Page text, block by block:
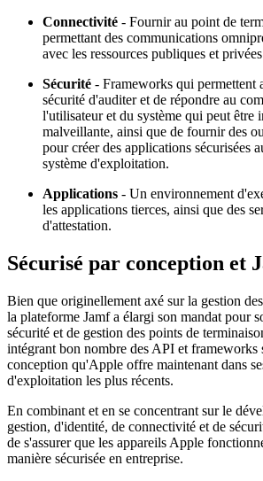
Connectivité - Fournir au point de
permettant des communications
avec les ressources publiques et
Sécurité - Frameworks qui permettent
sécurité d'auditer et de répondre au
l'utilisateur et du système qui peut être
malveillante, ainsi que de fournir des
pour créer des applications sécurisées
système d'exploitation.
Applications - Un environnement
les applications tierces, ainsi que des
d'attestation.
Sécurisé par conception et
Bien que originellement axé sur la gestion
la plateforme Jamf a élargi son mandat pour
sécurité et de gestion des points de
intégrant bon nombre des API et frameworks
conception qu'Apple offre maintenant dans
d'exploitation les plus récents.
En combinant et en se concentrant sur le
gestion, d'identité, de connectivité et de
de s'assurer que les appareils Apple
manière sécurisée en entreprise.